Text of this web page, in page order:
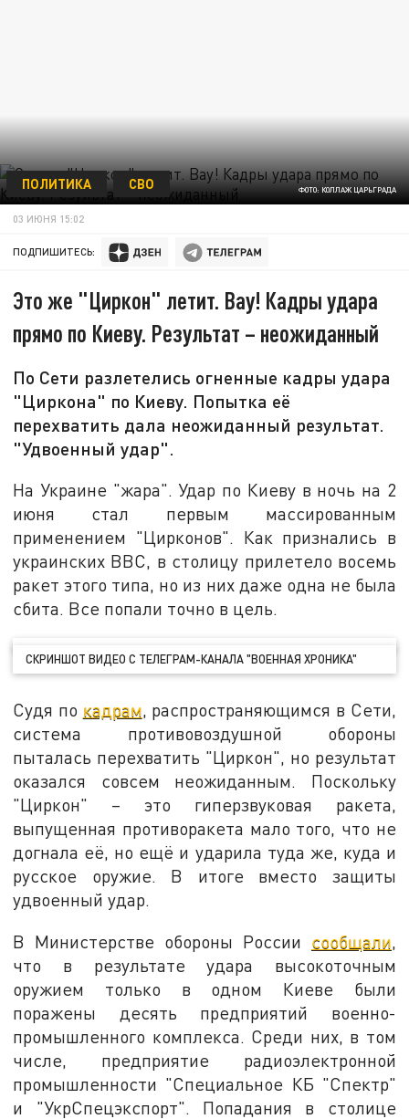
ФОТО: КОЛЛАЖ ЦАРЬГРАДА
ПОЛИТИКА СВО
03 ИЮНЯ 15:02
ПОДПИШИТЕСЬ:
Это же "Циркон" летит. Вау! Кадры удара
прямо по Киеву. Результат – неожиданный
По Сети разлетелись огненные кадры удара
"Циркона" по Киеву. Попытка её
перехватить дала неожиданный результат.
"Удвоенный удар".
На Украине "жара". Удар по Киеву в ночь на 2
июня стал первым массированным
применением "Цирконов". Как признались в
украинских ВВС, в столицу прилетело восемь
ракет этого типа, но из них даже одна не была
сбита. Все попали точно в цель.
СКРИНШОТ ВИДЕО С ТЕЛЕГРАМ-КАНАЛА "ВОЕННАЯ ХРОНИКА"
Судя по кадрам, распространяющимся в Сети,
система противовоздушной обороны
пыталась перехватить "Циркон", но результат
оказался совсем неожиданным. Поскольку
"Циркон" – это гиперзвуковая ракета,
выпущенная противоракета мало того, что не
догнала её, но ещё и ударила туда же, куда и
русское оружие. В итоге вместо защиты
удвоенный удар.
В Министерстве обороны России сообщали,
что в результате удара высокоточным
оружием только в одном Киеве были
поражены десять предприятий военно-
промышленного комплекса. Среди них, в том
числе, предприятие радиоэлектронной
промышленности "Специальное КБ "Спектр"
и "УкрСпецэкспорт". Попадания в столице